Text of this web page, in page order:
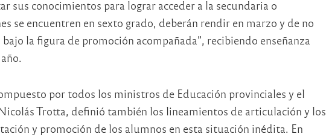
sus conocimientos para lograr acceder a la secundaria o
se encuentren en sexto grado, deberán rendir en marzo y de no
la figura de promoción acompañada”, recibiendo enseñanza
por todos los ministros de Educación provinciales y el
Trotta, definió también los lineamientos de articulación y los
y promoción de los alumnos en esta situación inédita. En